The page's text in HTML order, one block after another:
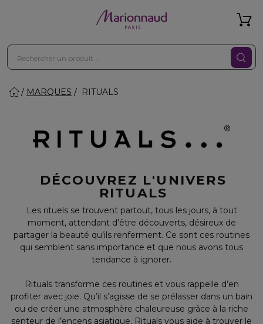
MARQUES RITUALS
DÉCOUVREZ L'UNIVERS
RITUALS
Les rituels se trouvent partout, tous les jours, à tout
moment, attendant d’être découverts, désireux de
partager la beauté qu’ils renferment. Ce sont ces routines
qui semblent sans importance et que nous avons tous
tendance à ignorer.
Rituals transforme ces routines et vous rappelle d’en
profiter avec joie. Qu’il s’agisse de se prélasser dans un bain
ou de créer une atmosphère chaleureuse grâce à la riche
senteur de l’encens asiatique, Rituals vous aide à trouver le